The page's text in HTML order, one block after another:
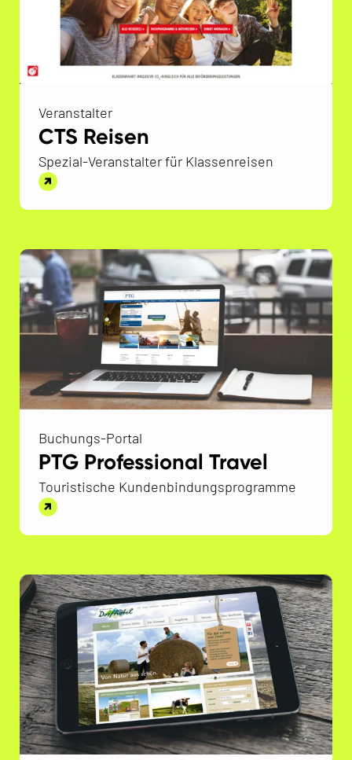
Veranstalter
CTS Reisen
Spezial-Veranstalter für Klassenreisen
Buchungs-Portal
PTG Professional Travel
Touristische Kundenbindungsprogramme